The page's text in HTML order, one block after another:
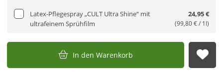
Latex-Pflegespray „CULT Ultra Shine“ mit
ultrafeinem Sprühfilm
24,95 €
(99,80 € / 1l)
In den Warenkorb